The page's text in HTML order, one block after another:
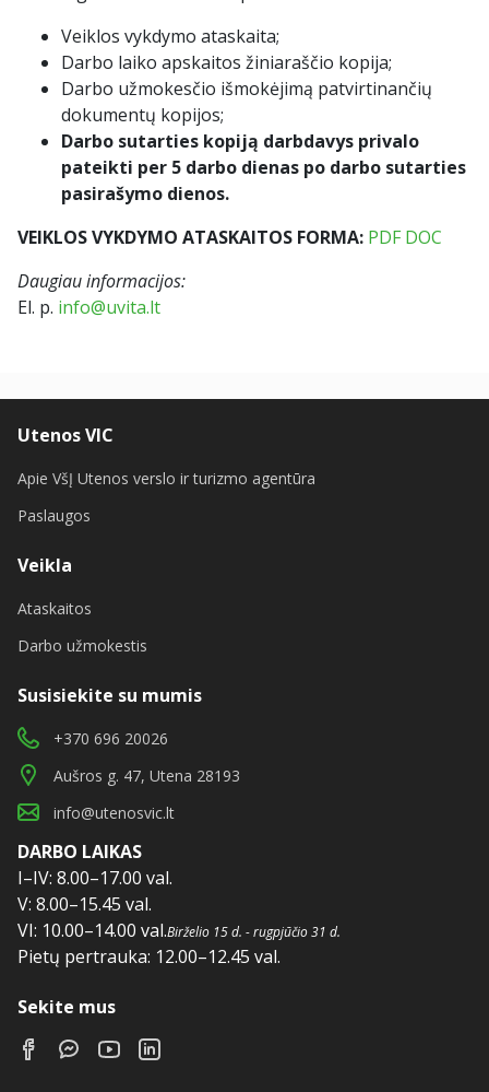
Veiklos vykdymo ataskaita;
Darbo laiko apskaitos žiniaraščio kopija;
Darbo užmokesčio išmokėjimą patvirtinančių
dokumentų kopijos;
Darbo sutarties kopiją darbdavys privalo
pateikti per 5 darbo dienas po darbo sutarties
pasirašymo dienos.
VEIKLOS VYKDYMO ATASKAITOS FORMA: PDF DOC
Daugiau informacijos:
El. p. info@uvita.lt
Utenos VIC
Apie VšĮ Utenos verslo ir turizmo agentūra
Paslaugos
Veikla
Ataskaitos
Darbo užmokestis
Susisiekite su mumis
+370 696 20026
Aušros g. 47, Utena 28193
info@utenosvic.lt
DARBO LAIKAS
I–IV: 8.00–17.00 val.
V: 8.00–15.45 val.
VI: 10.00–14.00 val.Birželio 15 d. - rugpjūčio 31 d.
Pietų pertrauka: 12.00–12.45 val.
Sekite mus